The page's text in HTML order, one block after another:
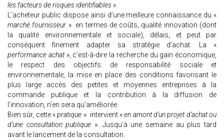
les facteurs de risques identifiables ».
L’acheteur public dispose ainsi d’une meilleure connaissance du «
marché fournisseur » en termes de coûts, qualité innovation (dont
la qualité environnementale et sociale), délais, et peut par
conséquent finement adapter sa stratégie d’achat. La «
performance achat », c’est-à-dire la recherche du gain économique,
le respect des objectifs de responsabilité sociale et
environnementale, la mise en place des conditions favorisant le
plus large accès des petites et moyennes entreprises à la
commande publique et la contribution à la diffusion de
l’innovation, n’en sera qu’améliorée.
Bien sûr, cette «pratique » intervient «en amont d’un projet d’achat ou
d’une consultation publique ». Jusqu’à une semaine au plus tard
avant le lancement de la consultation.